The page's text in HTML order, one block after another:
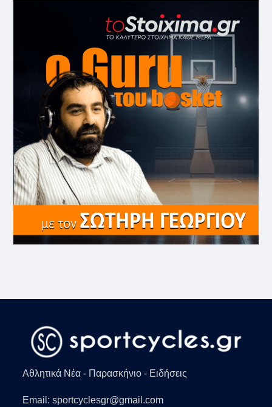
Αθλητικά Νέα - Παρασκήνιο - Ειδήσεις
Email: sportcyclesgr@gmail.com